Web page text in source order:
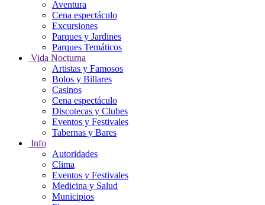
Aventura
Cena espectáculo
Excursiones
Parques y Jardines
Parques Temáticos
Vida Nocturna
Artistas y Famosos
Bolos y Billares
Casinos
Cena espectáculo
Discotecas y Clubes
Eventos y Festivales
Tabernas y Bares
Info
Autoridades
Clima
Eventos y Festivales
Medicina y Salud
Municipios